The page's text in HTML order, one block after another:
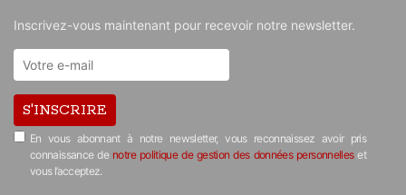
Inscrivez-vous maintenant pour recevoir notre newsletter.
S'INSCRIRE
En vous abonnant à notre newsletter, vous reconnaissez avoir pris
connaissance de notre politique de gestion des données personnelleset
vous l’acceptez.